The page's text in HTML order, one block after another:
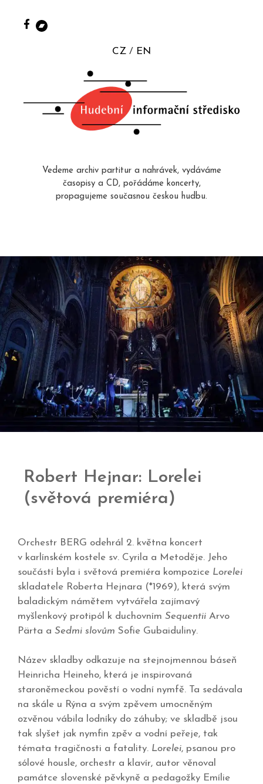
CZ EN
Vedeme archiv partitur a nahrávek, vydáváme
časopisy a CD, pořádáme koncerty,
propagujeme současnou českou hudbu.
Robert Hejnar: Lorelei
(světová premiéra)
Orchestr BERG odehrál 2. května koncert
v karlínském kostele sv. Cyrila a Metoděje. Jeho
součástí byla i světová premiéra kompozice Lorelei
skladatele Roberta Hejnara (*1969), která svým
baladickým námětem vytvářela zajímavý
myšlenkový protipól k duchovním Sequentii Arvo
Pärta a Sedmi slovům Sofie Gubaiduliny.
Název skladby odkazuje na stejnojmennou báseň
Heinricha Heineho, která je inspirovaná
staroněmeckou pověstí o vodní nymfě. Ta sedávala
na skále u Rýna a svým zpěvem umocněným
ozvěnou vábila lodníky do záhuby; ve skladbě jsou
tak slyšet jak nymfin zpěv a vodní peřeje, tak
témata tragičnosti a fatality. Lorelei, psanou pro
sólové housle, orchestr a klavír, autor věnoval
památce slovenské pěvkyně a pedagožky Emílie